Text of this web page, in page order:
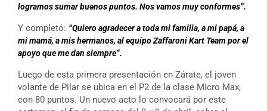
logramos sumar buenos puntos. Nos vamos muy conformes”.
Y completó: “Quiero agradecer a toda mi familia, a mi papá, a
mi mamá, a mis hermanos, al equipo Zaffaroni Kart Team por el
apoyo que me dan siempre”.
Luego de esta primera presentación en Zárate, el joven
volante de Pilar se ubica en el P2 de la clase Micro Max,
con 80 puntos. Un nuevo acto lo convocará por este